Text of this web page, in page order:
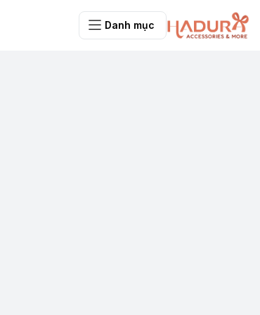
Danh mục